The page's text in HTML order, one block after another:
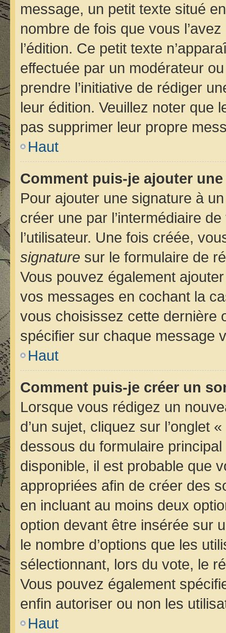
message, un petit texte situé
nombre de fois que vous
l’édition. Ce petit texte
effectuée par un modérateur
prendre l’initiative de rédiger
leur édition. Veuillez noter que
pas supprimer leur propre
Haut
Comment puis-je ajouter
Pour ajouter une signature à
créer une par l’intermédiaire
l’utilisateur. Une fois créée,
signature sur le formulaire de
Vous pouvez également
vos messages en cochant la
vous choisissez cette dernière
spécifier sur chaque message
Haut
Comment puis-je créer un
Lorsque vous rédigez un
d’un sujet, cliquez sur l’onglet
dessous du formulaire
disponible, il est probable que
appropriées afin de créer des
en incluant au moins deux
option devant être insérée sur
le nombre d’options que les
sélectionnant, lors du vote, le
Vous pouvez également
enfin autoriser ou non les
Haut